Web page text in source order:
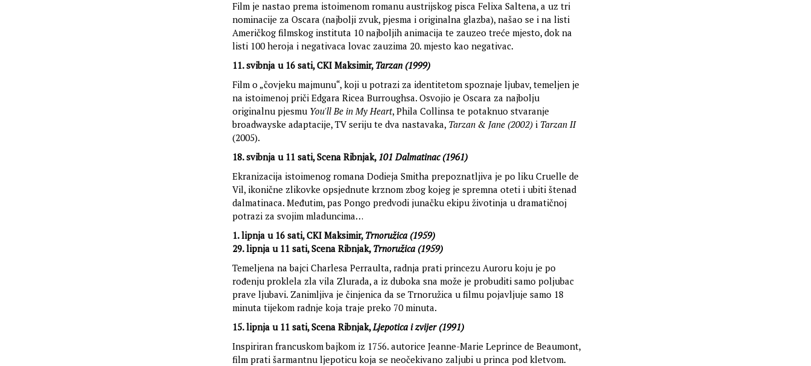
Film je nastao prema istoimenom romanu austrijskog pisca Felixa Saltena, a uz tri
nominacije za Oscara (najbolji zvuk, pjesma i originalna glazba), našao se i na listi
Američkog filmskog instituta 10 najboljih animacija te zauzeo treće mjesto, dok na
listi 100 heroja i negativaca lovac zauzima 20. mjesto kao negativac.
11. svibnja u 16 sati, CKI Maksimir, Tarzan (1999)
Film o „čovjeku majmunu“, koji u potrazi za identitetom spoznaje ljubav, temeljen je
na istoimenoj priči Edgara Ricea Burroughsa. Osvojio je Oscara za najbolju
originalnu pjesmu You'll Be in My Heart, Phila Collinsa te potaknuo stvaranje
broadwayske adaptacije, TV seriju te dva nastavaka, Tarzan & Jane (2002) i Tarzan II
(2005).
18. svibnja u 11 sati, Scena Ribnjak, 101 Dalmatinac (1961)
Ekranizacija istoimenog romana Dodieja Smitha prepoznatljiva je po liku Cruelle de
Vil, ikonične zlikovke opsjednute krznom zbog kojeg je spremna oteti i ubiti štenad
dalmatinaca. Međutim, pas Pongo predvodi junačku ekipu životinja u dramatičnoj
potrazi za svojim mladuncima…
1. lipnja u 16 sati, CKI Maksimir, Trnoružica (1959)
29. lipnja u 11 sati, Scena Ribnjak, Trnoružica (1959)
Temeljena na bajci Charlesa Perraulta, radnja prati princezu Auroru koju je po
rođenju proklela zla vila Zlurada, a iz duboka sna može je probuditi samo poljubac
prave ljubavi. Zanimljiva je činjenica da se Trnoružica u filmu pojavljuje samo 18
minuta tijekom radnje koja traje preko 70 minuta.
15. lipnja u 11 sati, Scena Ribnjak,Ljepotica i zvijer (1991)
Inspiriran francuskom bajkom iz 1756. autorice Jeanne-Marie Leprince de Beaumont,
film prati šarmantnu ljepoticu koja se neočekivano zaljubi u princa pod kletvom.